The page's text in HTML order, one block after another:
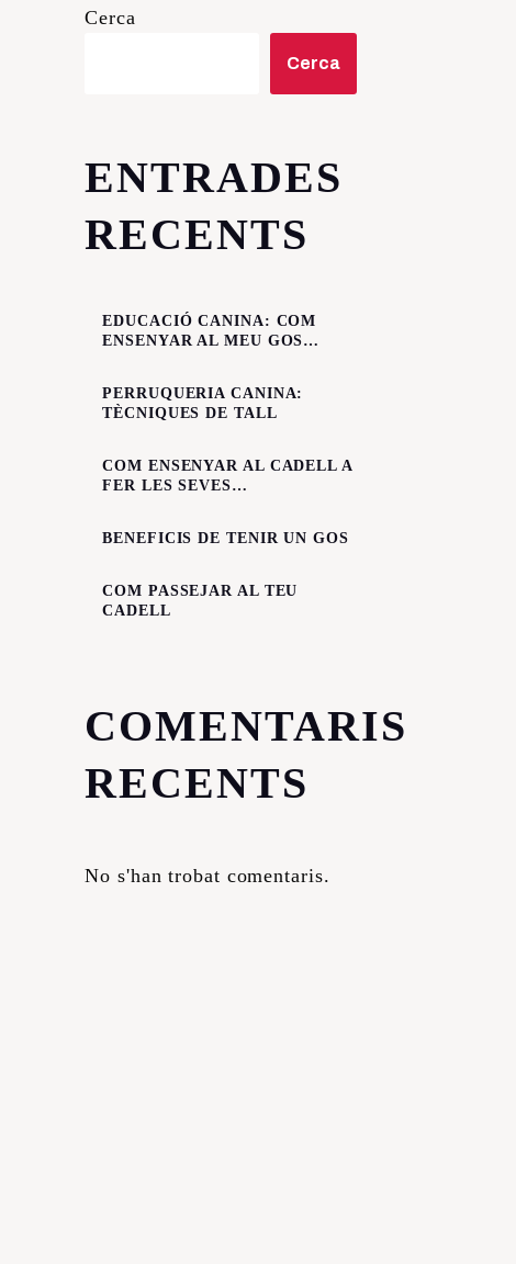
Cerca
Cerca
ENTRADES
RECENTS
EDUCACIÓ CANINA: COM
ENSENYAR AL MEU GOS
PERRUQUERIA CANINA:
TÈCNIQUES DE TALL
COM ENSENYAR AL CADELL A
FER LES SEVES
BENEFICIS DE TENIR UN GOS
COM PASSEJAR AL TEU
CADELL
COMENTARIS
RECENTS
No s'han trobat comentaris.